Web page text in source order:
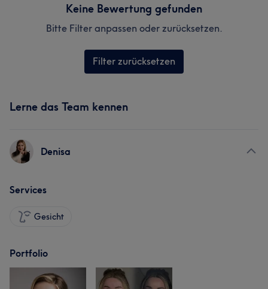
Keine Bewertung gefunden
Bitte Filter anpassen oder zurücksetzen.
Filter zurücksetzen
Lerne das Team kennen
Denisa
Services
Gesicht
Portfolio